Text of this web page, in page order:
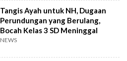
Tangis Ayah untuk NH, Dugaan
Perundungan yang Berulang,
Bocah Kelas 3 SD Meninggal
NEWS